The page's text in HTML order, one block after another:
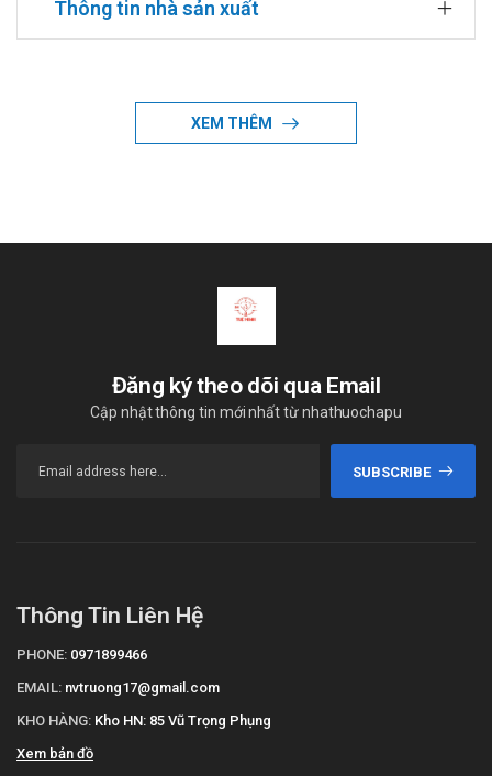
Thông tin nhà sản xuất
XEM THÊM
Đăng ký theo dõi qua Email
Cập nhật thông tin mới nhất từ nhathuochapu
SUBSCRIBE
Thông Tin Liên Hệ
PHONE: 0971899466
EMAIL: nvtruong17@gmail.com
KHO HÀNG: Kho HN: 85 Vũ Trọng Phụng
Xem bản đồ